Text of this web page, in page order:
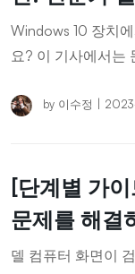
Windows 10 장치
요? 이 기사에서는
복구 루프와 영원
by 이수정
[단계별 가
문제를 해결
델 컴퓨터 화면이